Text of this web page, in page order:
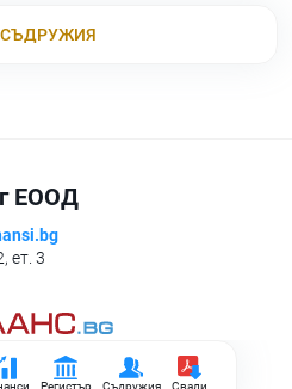
Регистър Съдружия Свали
СЪДРУЖИЯ
ЕООД
ет. 3